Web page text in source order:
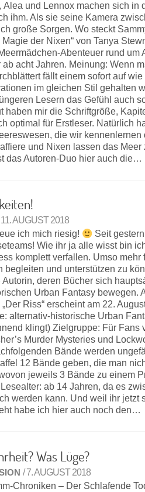
Alea und Lennox machen sich
ihm. Als sie seine Kamera
große Sorgen. Wo steckt
der Nixen“ von Tanya
Abenteuer rund um
ab acht Jahren. Meinung: Wenn
fällt einem sofort auf
im gleichen Stil gehalten
Lesern das Gefühl auch
haben mir die Schriftgröße,
optimal für Erstleser. Natürlich
die wir
und Nixen lassen das
das Autoren-Duo hier auch die…
11. AUGUST 2018
ich mich riesig!
Seit
Wie ihr ja alle wisst bin
komplett verfallen. Umso
begleiten und unterstützen zu
Autorin, deren Bücher sich
Urban Fantasy bewegen.
Riss“ erscheint am 22.
alternativ-historische Urban
klingt) Zielgruppe: Für Fans
Murder Mysteries und
Bände werden
12 Bände geben, die man
jeweils 3 Bände zu einem
ab 14 Jahren, da es
werden kann. Und weil ihr jetzt
habe ich hier auch noch den…
Was Lüge?
/ 7. AUGUST 2018
Chroniken – Der Schlafende